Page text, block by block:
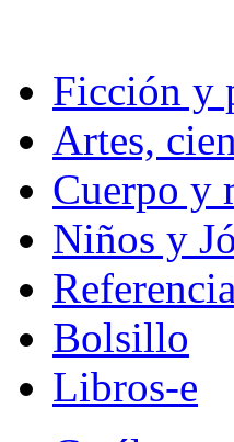
Ficción y
Artes,
Cuerpo y
Niños y
Referencia
Bolsillo
Libros-e